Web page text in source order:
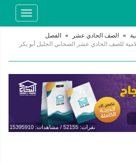
Toggle
» الصف الحادي عشر »
الفصل
للصف الحادي عشر الصحابي الجليل أبو بكر
نقرات: 52155 / مشاهدات: 15395910